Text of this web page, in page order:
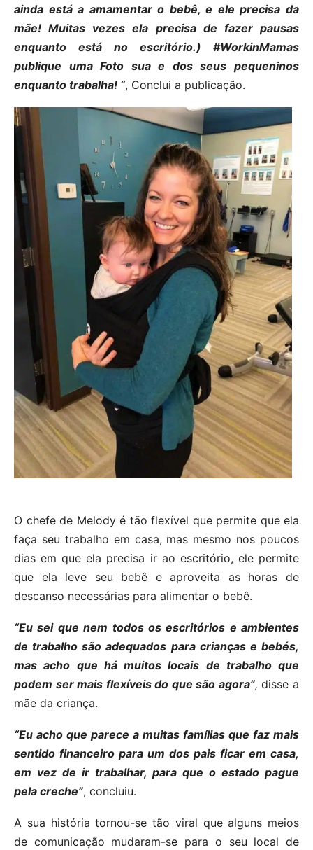
ainda está a amamentar o bebê, e ele precisa da
mãe! Muitas vezes ela precisa de fazer pausas
enquanto está no escritório.) #WorkinMamas
publique uma Foto sua e dos seus pequeninos
enquanto trabalha! “, Conclui a publicação.
O chefe de Melody é tão flexível que permite que ela
faça seu trabalho em casa, mas mesmo nos poucos
dias em que ela precisa ir ao escritório, ele permite
que ela leve seu bebê e aproveita as horas de
descanso necessárias para alimentar o bebê.
“Eu sei que nem todos os escritórios e ambientes
de trabalho são adequados para crianças e bebés,
mas acho que há muitos locais de trabalho que
podem ser mais flexíveis do que são agora”, disse a
mãe da criança.
“Eu acho que parece a muitas famílias que faz mais
sentido financeiro para um dos pais ficar em casa,
em vez de ir trabalhar, para que o estado pague
pela creche”, concluiu.
A sua história tornou-se tão viral que alguns meios
de comunicação mudaram-se para o seu local de